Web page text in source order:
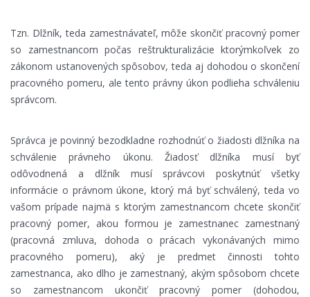
Tzn. Dlžník, teda zamestnávateľ, môže skončiť pracovný pomer
so zamestnancom počas reštrukturalizácie ktorýmkoľvek zo
zákonom ustanovených spôsobov, teda aj dohodou o skončení
pracovného pomeru, ale tento právny úkon podlieha schváleniu
správcom.
Správca je povinný bezodkladne rozhodnúť o žiadosti dlžníka na
schválenie právneho úkonu. Žiadosť dlžníka musí byť
odôvodnená a dlžník musí správcovi poskytnúť všetky
informácie o právnom úkone, ktorý má byť schválený, teda vo
vašom prípade najmä s ktorým zamestnancom chcete skončiť
pracovný pomer, akou formou je zamestnanec zamestnaný
(pracovná zmluva, dohoda o prácach vykonávaných mimo
pracovného pomeru), aký je predmet činnosti tohto
zamestnanca, ako dlho je zamestnaný, akým spôsobom chcete
so zamestnancom ukončiť pracovný pomer (dohodou,